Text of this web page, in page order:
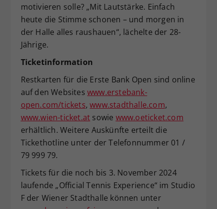
motivieren solle? „Mit Lautstärke. Einfach
heute die Stimme schonen – und morgen in
der Halle alles raushauen“, lächelte der 28-
Jährige.
Ticketinformation
Restkarten für die Erste Bank Open sind online
auf den Websites www.erstebank-
open.com/tickets,www.stadthalle.com,
www.wien-ticket.at sowie www.oeticket.com
erhältlich. Weitere Auskünfte erteilt die
Tickethotline unter der Telefonnummer 01 /
79 999 79.
Tickets für die noch bis 3. November 2024
laufende „Official Tennis Experience“ im Studio
F der Wiener Stadthalle können unter